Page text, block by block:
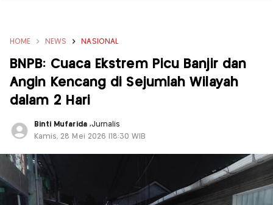
HOME NEWS NASIONAL
BNPB: Cuaca Ekstrem Picu Banjir dan
Angin Kencang di Sejumlah Wilayah
dalam 2 Hari
Binti Mufarida ,Jurnalis
Kamis, 28 Mei 2026 |18:30 WIB